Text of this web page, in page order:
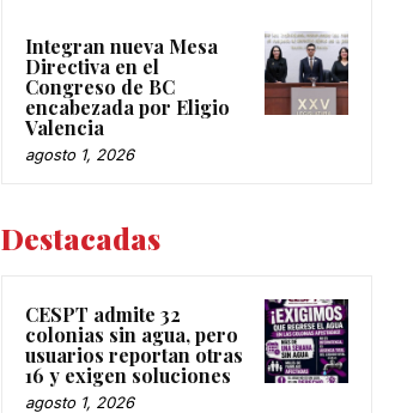
Integran nueva Mesa
Directiva en el
Congreso de BC
encabezada por Eligio
Valencia
agosto 1, 2026
Destacadas
CESPT admite 32
colonias sin agua, pero
usuarios reportan otras
16 y exigen soluciones
agosto 1, 2026